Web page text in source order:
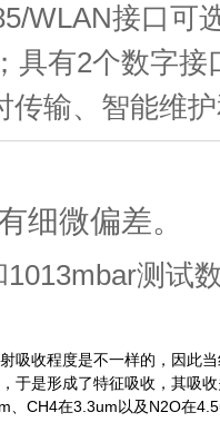
WLAN接口可
具有2个数字
传输、智能维
细微偏差。
测试
吸收程度是不一样的，因此
于是形成了特征吸收，其吸
、CH4在3.3um以及N2O在